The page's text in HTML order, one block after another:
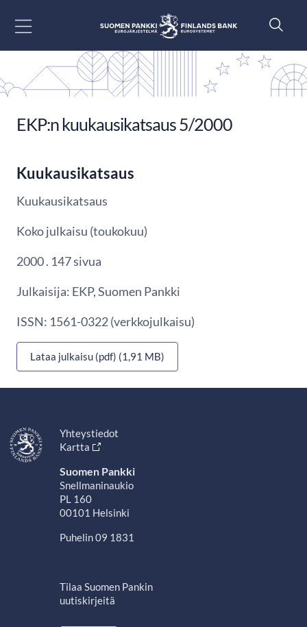
EKP:n kuukausikatsaus 5/2000
Kuukausikatsaus
Kuukausikatsaus
Koko julkaisu (toukokuu)
2000 . 147 sivua
Julkaisija: EKP, Suomen Pankki
ISSN: 1561-0322 (verkkojulkaisu)
Lataa julkaisu (pdf) (1,91 MB)
Yhteystiedot
Kartta
Suomen Pankki
Snellmaninaukio
PL 160
00101 Helsinki
Puhelin 09 1831
Tilaa Suomen Pankin
uutiskirjeitä